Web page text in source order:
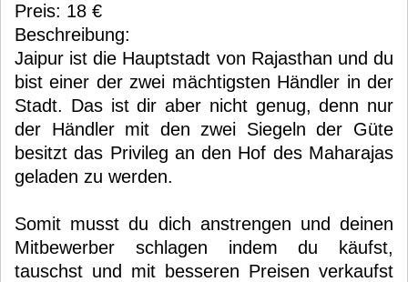
Preis: 18 €
Beschreibung:
Jaipur ist die Hauptstadt von Rajasthan und du
bist einer der zwei mächtigsten Händler in der
Stadt. Das ist dir aber nicht genug, denn nur
der Händler mit den zwei Siegeln der Güte
besitzt das Privileg an den Hof des Maharajas
geladen zu werden.
Somit musst du dich anstrengen und deinen
Mitbewerber schlagen indem du käufst,
tauschst und mit besseren Preisen verkaufst